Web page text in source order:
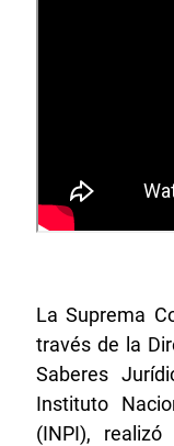
La Suprema
través de la
Saberes
Instituto
(INPI), realizó